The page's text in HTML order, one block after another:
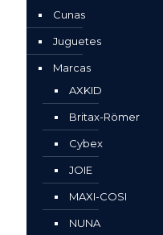
Cunas
Juguetes
Marcas
AXKID
Britax-Römer
Cybex
JOIE
MAXI-COSI
NUNA